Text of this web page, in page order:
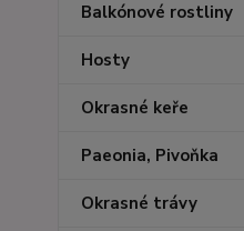
Balkónové rostliny
Hosty
Okrasné keře
Paeonia, Pivoňka
Okrasné trávy